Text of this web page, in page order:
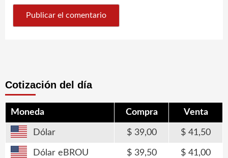
Cotización del día
Moneda Compra Venta
Dólar 39,00 41,50
Dólar eBROU 39,50 41,00